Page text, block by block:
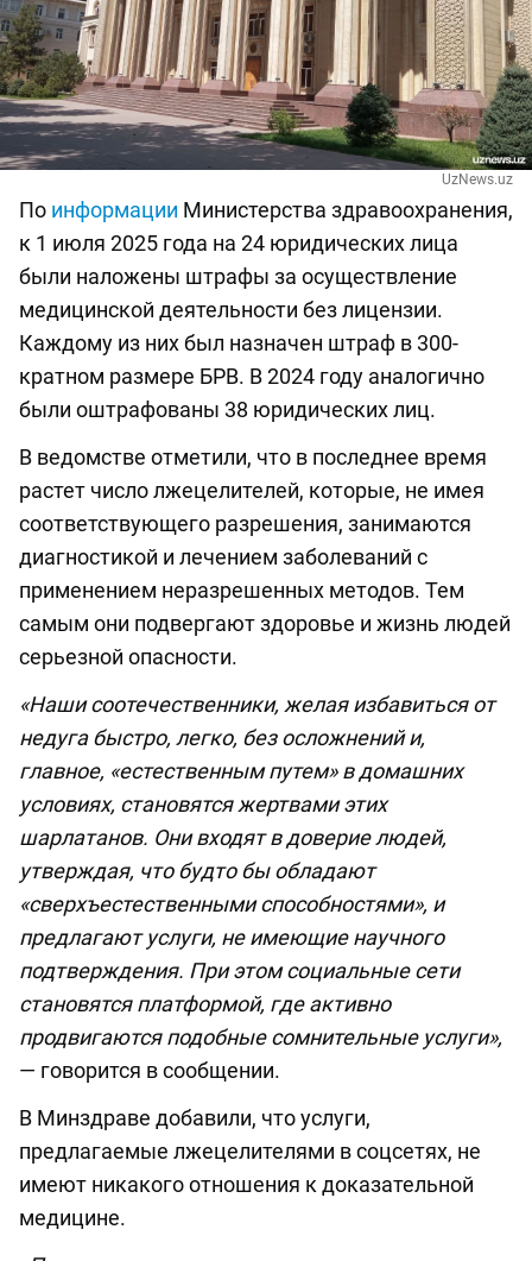
UzNews.uz
По информации Министерства здравоохранения,
к 1 июля 2025 года на 24 юридических лица
были наложены штрафы за осуществление
медицинской деятельности без лицензии.
Каждому из них был назначен штраф в 300-
кратном размере БРВ. В 2024 году аналогично
были оштрафованы 38 юридических лиц.
В ведомстве отметили, что в последнее время
растет число лжецелителей, которые, не имея
соответствующего разрешения, занимаются
диагностикой и лечением заболеваний с
применением неразрешенных методов. Тем
самым они подвергают здоровье и жизнь людей
серьезной опасности.
«Наши соотечественники, желая избавиться от
недуга быстро, легко, без осложнений и,
главное, «естественным путем» в домашних
условиях, становятся жертвами этих
шарлатанов. Они входят в доверие людей,
утверждая, что будто бы обладают
«сверхъестественными способностями», и
предлагают услуги, не имеющие научного
подтверждения. При этом социальные сети
становятся платформой, где активно
продвигаются подобные сомнительные услуги»,
— говорится в сообщении.
В Минздраве добавили, что услуги,
предлагаемые лжецелителями в соцсетях, не
имеют никакого отношения к доказательной
медицине.